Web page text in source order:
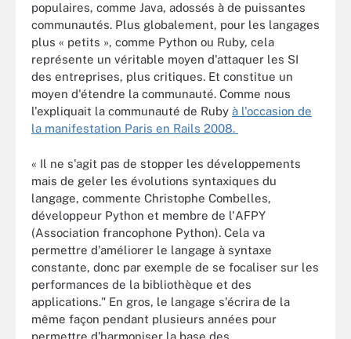
populaires, comme Java, adossés à de puissantes
communautés. Plus globalement, pour les langages
plus « petits », comme Python ou Ruby, cela
représente un véritable moyen d'attaquer les SI
des entreprises, plus critiques. Et constitue un
moyen d'étendre la communauté. Comme nous
l'expliquait la communauté de Ruby à l'occasion de
la manifestation Paris en Rails 2008.
« Il ne s'agit pas de stopper les développements
mais de geler les évolutions syntaxiques du
langage, commente Christophe Combelles,
développeur Python et membre de l'AFPY
(Association francophone Python). Cela va
permettre d'améliorer le langage à syntaxe
constante, donc par exemple de se focaliser sur les
performances de la bibliothèque et des
applications." En gros, le langage s'écrira de la
même façon pendant plusieurs années pour
permettre d'harmoniser la base des